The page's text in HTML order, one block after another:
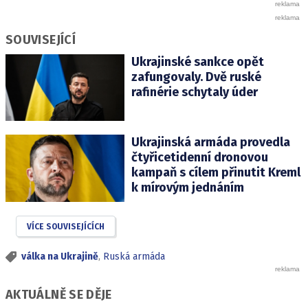
SOUVISEJÍCÍ
Ukrajinské sankce opět
zafungovaly. Dvě ruské
rafinérie schytaly úder
Ukrajinská armáda provedla
čtyřicetidenní dronovou
kampaň s cílem přinutit Kreml
k mírovým jednáním
VÍCE SOUVISEJÍCÍCH
válka na Ukrajině, Ruská armáda
AKTUÁLNĚ SE DĚJE